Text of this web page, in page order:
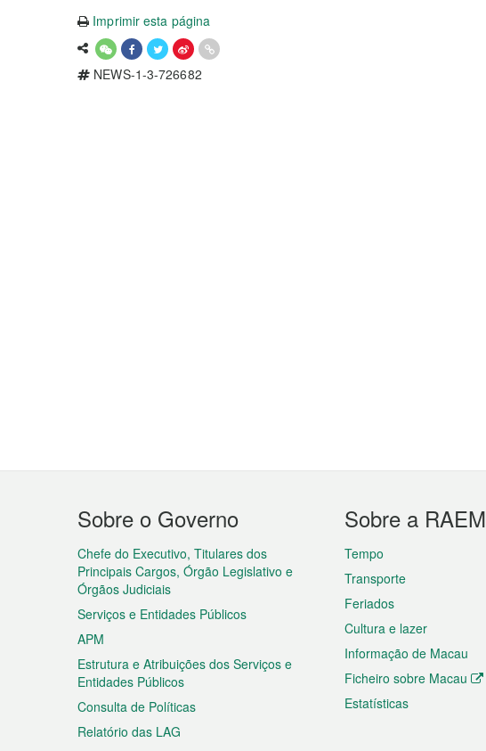
Imprimir esta página
NEWS-1-3-726682
Menu
do
rodapé
Sobre o Governo
Chefe do Executivo, Titulares dos
Principais Cargos, Órgão Legislativo e
Órgãos Judiciais
Serviços e Entidades Públicos
APM
Estrutura e Atribuições dos Serviços e
Entidades Públicos
Consulta de Políticas
Relatório das LAG
Sobre a RAEM
Tempo
Transporte
Feriados
Cultura e lazer
Informação de Macau
Ficheiro sobre Macau
Estatísticas